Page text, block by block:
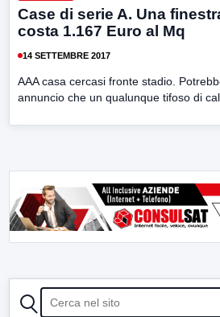
Case di serie A. Una
costa 1.167 Euro al Mq
14 SETTEMBRE 2017
AAA casa cercasi fronte stadio.
annuncio che un qualunque tifoso di
CERCA